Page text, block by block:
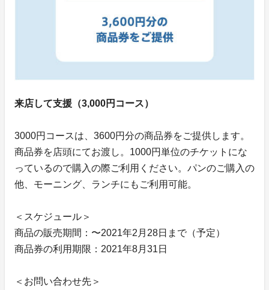
来店して支援（3,000円コース）
3000円コースは、3600円分の商品券をご提供します。
商品券を店頭にてお渡し。1000円単位のチケットにな
っているので購入の際ご利用ください。パンのご購入の
他、モーニング、ランチにもご利用可能。
＜スケジュール＞
商品の販売期間：〜2021年2月28日まで（予定）
商品券の利用期限：2021年8月31日
＜お問い合わせ先＞